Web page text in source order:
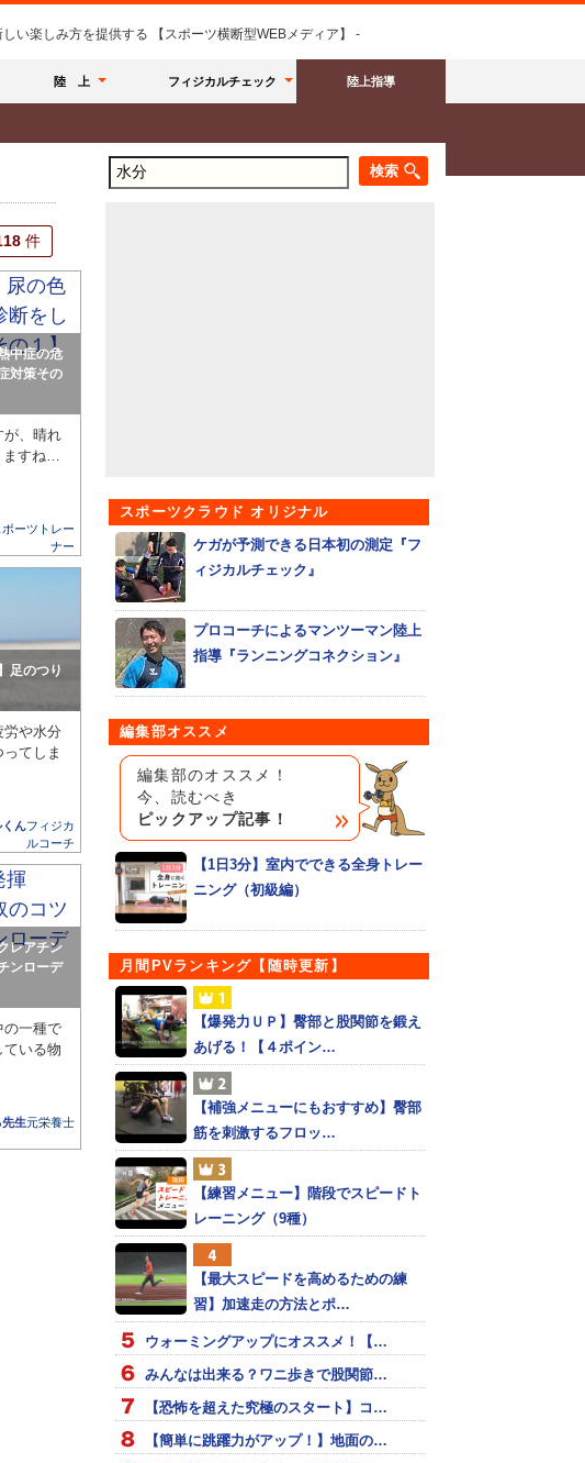
い楽しみ方を提供する 【スポーツ横断型WEBメディア】 -
陸 上 フィジカルチェック 陸上指導
件
中症の危
対策その
が、晴れ
ますね…
ポーツトレー
ナー
足のつり
や水分
てしま
くんフィジカ
ルコーチ
レアチン
ンローデ
の一種で
いる物
先生元栄養士
件
スポーツクラウド オリジナル
ケガが予測できる日本初の測定『フ
ィジカルチェック』
プロコーチによるマンツーマン陸上
指導『ランニングコネクション』
編集部オススメ
編集部のオススメ！
今、読むべき
ピックアップ記事！
【1日3分】室内でできる全身トレー
ニング（初級編）
月間PVランキング【随時更新】
【爆発力ＵＰ】臀部と股関節を鍛え
あげる！【４ポイン…
【補強メニューにもおすすめ】臀部
筋を刺激するフロッ…
【練習メニュー】階段でスピードト
レーニング（9種）
【最大スピードを高めるための練
習】加速走の方法とポ…
ウォーミングアップにオススメ！【…
みんなは出来る？ワニ歩きで股関節…
【恐怖を超えた究極のスタート】コ…
【簡単に跳躍力がアップ！】地面の…